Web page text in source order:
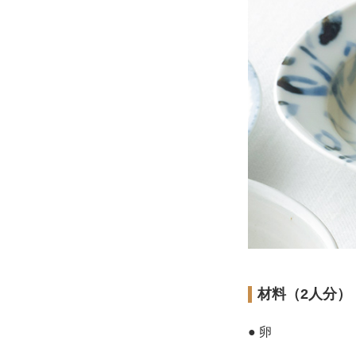
材料（2人分）
● 卵